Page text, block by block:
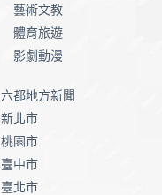
藝術文教
體育旅遊
影劇動漫
六都地方新聞
新北市
桃園市
臺中市
臺北市